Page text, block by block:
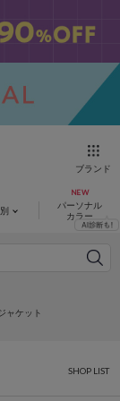
ブランド
パーソナル
カラー
ャケット
SHOP LIST